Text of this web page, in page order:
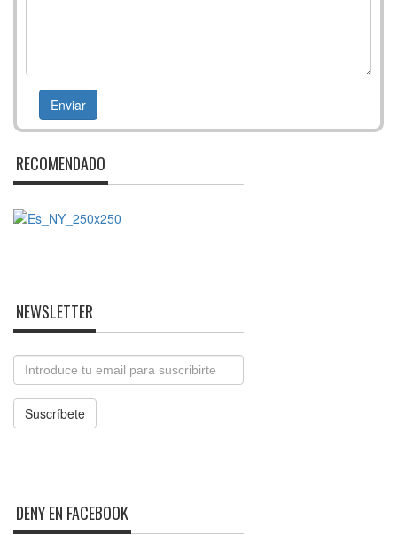
RECOMENDADO
NEWSLETTER
Email
Suscríbete
DENY EN FACEBOOK